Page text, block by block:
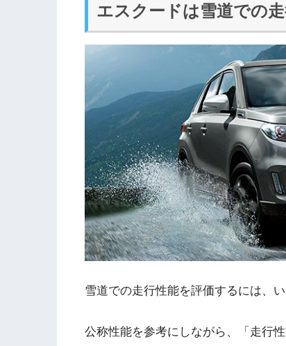
エスクードは雪道での
雪道での走行性能を評価するには、
公称性能を参考にしながら、「走行